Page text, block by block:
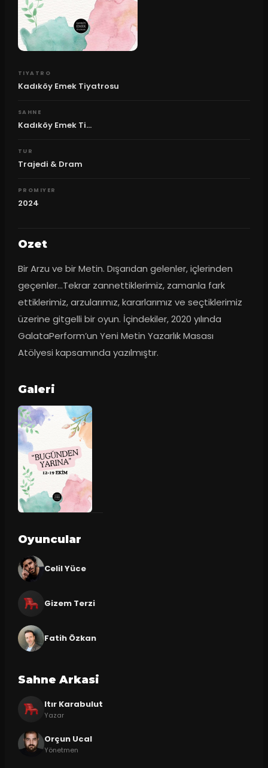
TIYATRO
Kadıköy Emek Tiyatrosu
SAHNE
Kadıköy Emek Ti...
TUR
Trajedi & Dram
PROMIYER
2024
Ozet
Bir Arzu ve bir Metin. Dışarıdan gelenler, içlerinden
geçenler...Tekrar zannettiklerimiz, zamanla fark
ettiklerimiz, arzularımız, kararlarımız ve seçtiklerimiz
üzerine gitgelli bir oyun. İçindekiler, 2020 yılında
GalataPerform’un Yeni Metin Yazarlık Masası
Atölyesi kapsamında yazılmıştır.
Galeri
Oyuncular
Celil Yüce
Gizem Terzi
Fatih Özkan
Sahne Arkasi
Itır Karabulut
Yazar
Orçun Ucal
Yönetmen